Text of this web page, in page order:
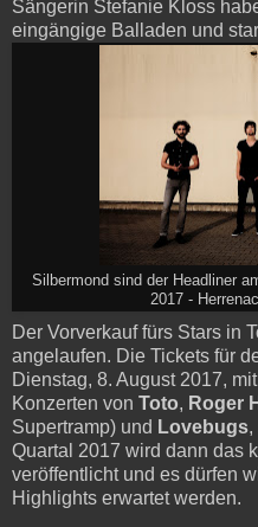
Sängerin Stefanie Kloss
eingängige Balladen und
Silbermond sind der Headliner
2017 -
Der Vorverkauf fürs Stars in
angelaufen. Die Tickets für
Dienstag, 8. August 2017,
Konzerten von Toto, Roger
Supertramp) und Lovebugs,
Quartal 2017 wird dann das
veröffentlicht und es dürfen
Highlights erwartet werden.